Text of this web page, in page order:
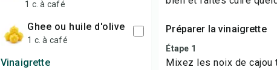
1 c. à café
ghee ou huile d'olive
1 c. à café
Vinaigrette
Préparer la vinaigrette
Étape 1
Mixez les noix de cajou